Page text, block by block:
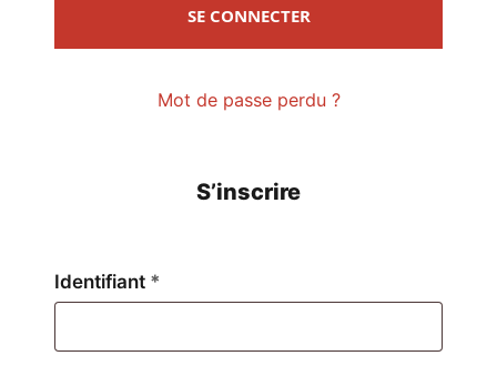
SE CONNECTER
Mot de passe perdu ?
S’inscrire
Identifiant *